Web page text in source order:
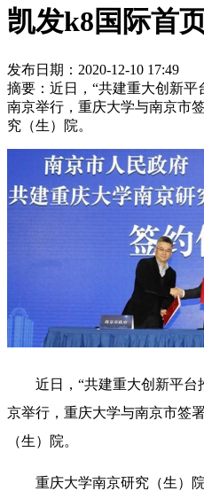
凯发k8国际首
发布日期：2020-12-10 17:49
摘要：近日，“共建重大创新
南京举行，重庆大学与南京市
究（生）院。
近日，“共建重大创新平
京举行，重庆大学与南京市签
（生）院。
重庆大学南京研究（生）